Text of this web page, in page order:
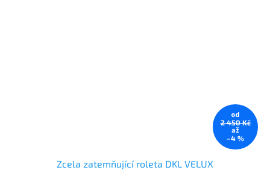
od
2 450 Kč
až
–4 %
Zcela zatemňující roleta DKL VELUX